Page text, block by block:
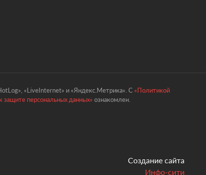
«LiveInternet» и «Яндекс.Метрика». С«Политикой
защите персональных данных»ознакомлен.
Создание сайта
Инфо-сити